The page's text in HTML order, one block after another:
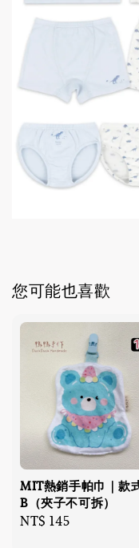
您可能也喜歡
MIT熱銷手帕巾｜款
B（夾子不可拆）
Regular
NT$ 145